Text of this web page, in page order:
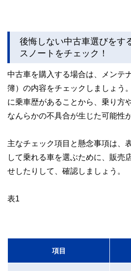
後悔しない中古車選びをす
スノートをチェック！
中古車を購入する場合は、メンテ
簿）の内容をチェックしましょう
に乗車歴があることから、乗り方
なんらかの不具合が生じた可能性
主なチェック項目と懸念事項は、
して乗れる車を選ぶために、販売
せしたりして、確認しましょう。
表1
項目